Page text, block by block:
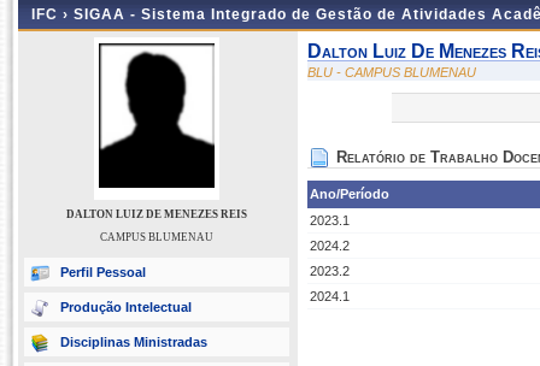
IFC › SIGAA - Sistema Integrado de Gestão de Atividades
DALTON LUIZ DE MENEZES REIS
CAMPUS BLUMENAU
Perfil Pessoal
Produção Intelectual
Disciplinas Ministradas
Dalton Luiz De Menezes
BLU - CAMPUS BLUMENAU
Relatório de Trabalho
Ano/Período
2023.1
2024.2
2023.2
2024.1